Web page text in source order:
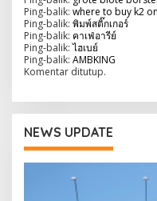
o
s
Ping-balik: where to buy k2
Ping-balik: พิมพ์สติ๊กเกอร์
Ping-balik: คาเฟ่อารีย์
Ping-balik:ไฮเบย์
Ping-balik: AMBKING
Komentar ditutup.
NEWS UPDATE